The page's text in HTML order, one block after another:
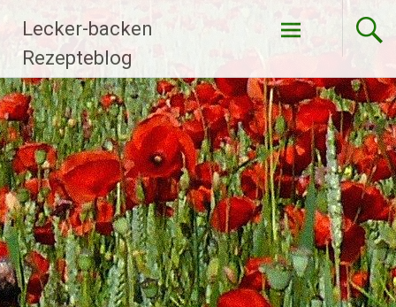
Inhalt
springen
Lecker-backen
Rezepteblog